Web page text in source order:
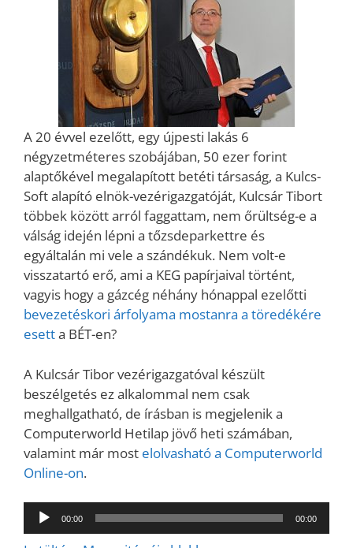
A 20 évvel ezelőtt, egy újpesti lakás 6
négyzetméteres szobájában, 50 ezer forint
alaptőkével megalapított betéti társaság, a Kulcs-
Soft alapító elnök-vezérigazgatóját, Kulcsár Tibort
többek között arról faggattam, nem őrültség-e a
válság idején lépni a tőzsdeparkettre és
egyáltalán mi vele a szándékuk. Nem volt-e
visszatartó erő, ami a KEG papírjaival történt,
vagyis hogy a gázcég néhány hónappal ezelőtti
bevezetéskori árfolyama mostanra a töredékére
esetta BÉT-en?
A Kulcsár Tibor vezérigazgatóval készült
beszélgetés ez alkalommal nem csak
meghallgatható, de írásban is megjelenik a
Computerworld Hetilap jövő heti számában,
valamint már most elolvasható a Computerworld
Online-on.
Audió
lejátszó
00:00 00:00